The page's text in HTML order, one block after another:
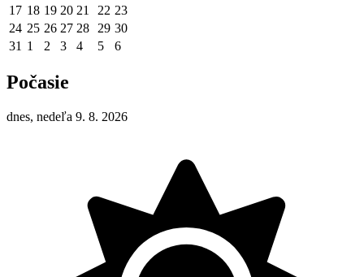
17 18 19 20 21 22 23
24 25 26 27 28 29 30
31 1 2 3 4 5 6
Počasie
dnes, nedeľa 9. 8. 2026